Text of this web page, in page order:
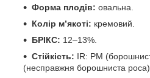
Форма плодів: овальна.
Колір м’якоті: кремовий.
БРІКС: 12–13%.
Стійкість: IR: PM
(несправжня борошниста роса).